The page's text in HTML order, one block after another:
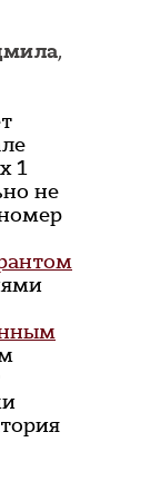
,
1
не